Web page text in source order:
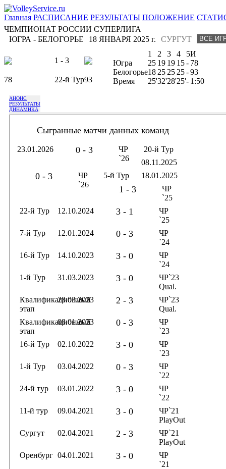
Главная РАСПИСАНИЕ РЕЗУЛЬТАТЫ ПОЛОЖЕНИЕ
ЧЕМПИОНАТ РОССИИ СУПЕРЛИГА
ЮГРА - БЕЛОГОРЬЕ
СУРГУТ
18 ЯНВАРЯ 2025 г.
1 - 3
78 22-й Тур93
1 2 3 4 5И
Югра
25 19 19 15- 78
Белогорье18 25 25 25-93
Время
25'32'28'25'- 1:50
АНОНС
РЕЗУЛЬТАТЫ
ДИНАМИКА
Сыгранные матчи данных команд
23.01.2026 0 - 3
ЧР
`26
20-й Тур
08.11.2025
0 - 3
ЧР
`26
5-й Тур 18.01.2025
1 - 3
ЧР
`25
22-й Тур
12.10.2024 3 - 1
ЧР
`25
7-й Тур
12.01.2024 0 - 3
ЧР
`24
16-й Тур
14.10.2023 3 - 0
ЧР
`24
1-й Тур
31.03.2023 3 - 0
ЧР`23
Qual.
Квалификационный
этап
28.03.2023 2 - 3
ЧР`23
Qual.
Квалификационный
этап
08.01.2023 0 - 3
ЧР
`23
16-й Тур
02.10.2022 3 - 0
ЧР
`23
1-й Тур
03.04.2022 0 - 3
ЧР
`22
24-й тур
03.01.2022 3 - 0
ЧР
`22
11-й тур
09.04.2021 3 - 0
ЧР`21
PlayOut
Сургут
02.04.2021 2 - 3
ЧР`21
PlayOut
Оренбург 04.01.2021 3 - 0
ЧР
`21